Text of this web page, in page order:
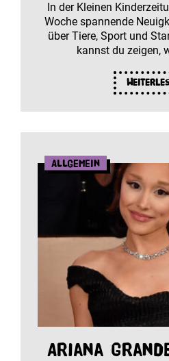
In der Kleinen
Woche spannende
über Tiere, Sport und
kannst du zeigen,
Allgemein
Ariana